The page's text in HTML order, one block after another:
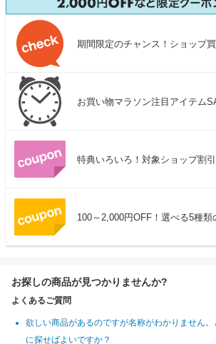
期間限定のチャンス！ショップ
お買い物マラソン注目アイテム
特典いろいろ！対象ショップ割
100～2,000円OFF！選べる5種類
お探しの商品が見つかりませんか?
よくあるご質問
欲しい商品があるのですが名称がわかりません。
に探せばよいですか？